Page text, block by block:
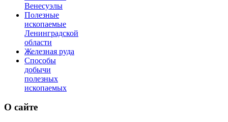
Венесуэлы
Полезные
ископаемые
Ленинградской
области
Железная руда
Способы
добычи
полезных
ископаемых
О сайте